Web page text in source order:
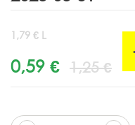
1,79 € L
0,59 € 1,25 €